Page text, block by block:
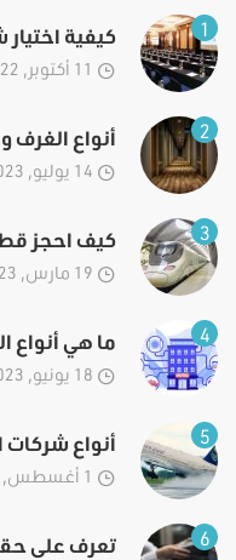
1 كيفية
2 أنواع الغرف
3 كيف احجز
4 ما هي أنواع
5 أنواع
6 تعرف على